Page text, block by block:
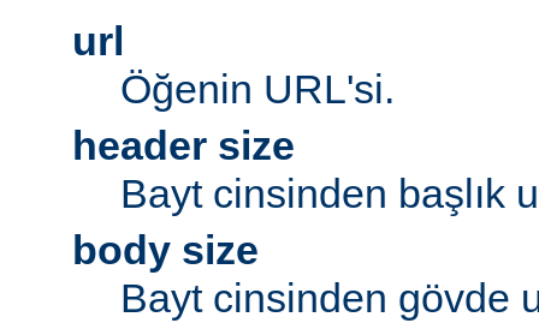
url
Öğenin URL'si.
header size
Bayt cinsinden başlık
body size
Bayt cinsinden gövde